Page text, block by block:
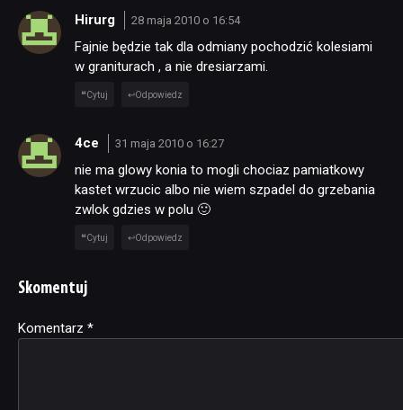
Hirurg 28 maja 2010 o 16:54
Fajnie będzie tak dla odmiany pochodzić kolesiami
w graniturach , a nie dresiarzami.
Cytuj Odpowiedz
4ce 31 maja 2010 o 16:27
nie ma glowy konia to mogli chociaz pamiatkowy
kastet wrzucic albo nie wiem szpadel do grzebania
zwlok gdzies w polu 🙂
Cytuj Odpowiedz
Skomentuj
Komentarz *
Alternative: